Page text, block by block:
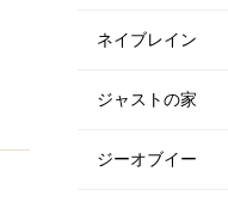
ネイブレイン
ジャストの家
ジーオブイー